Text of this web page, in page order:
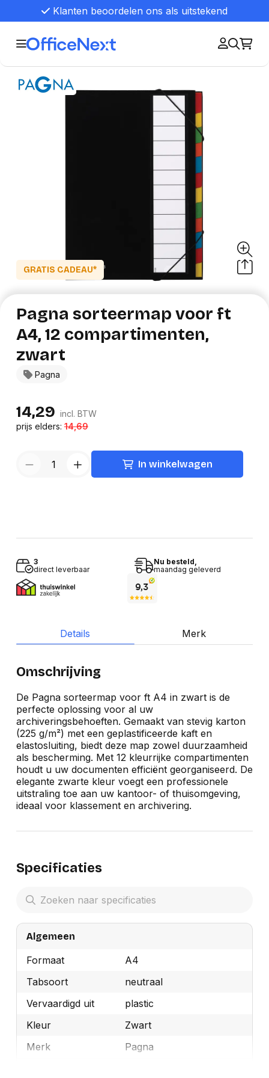
Klanten beoordelen ons als uitstekend
GRATIS CADEAU*
Pagna
Pagna sorteermap voor ft
A4, 12 compartimenten,
zwart
14,29 incl. BTW
prijs elders:14,69
In winkelwagen
3
direct leverbaar
Nu besteld,
maandag geleverd
Details Merk
Omschrijving
De Pagna sorteermap voor ft A4 in zwart is de
perfecte oplossing voor al uw
archiveringsbehoeften. Gemaakt van stevig karton
(225 g/m²) met een geplastificeerde kaft en
elastosluiting, biedt deze map zowel duurzaamheid
als bescherming. Met 12 kleurrijke compartimenten
houdt u uw documenten efficiënt georganiseerd. De
elegante zwarte kleur voegt een professionele
uitstraling toe aan uw kantoor- of thuisomgeving,
ideaal voor klassement en archivering.
Specificaties
Algemeen
Formaat
A4
Tabsoort
neutraal
Vervaardigd uit
plastic
Kleur
Zwart
Merk
Pagna